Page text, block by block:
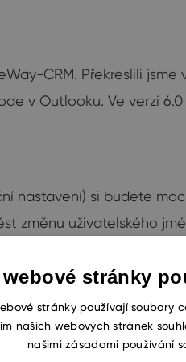
CRM. Překreslili
v Outlooku. Ve verzi
nastavení) si budete
změnu uživatelského
našich zákazníků stal
pracují na Macu,
stránky
stránky používají soubory
našich webových stránek
našimi zásadami používání